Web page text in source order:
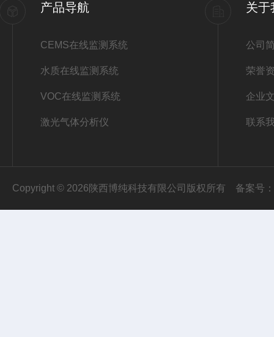
产品导航
CEMS在线监测系统
水质在线监测系统
VOC在线监测系统
激光气体分析仪
关于
公司
荣誉
企业
联系
Copyright © 2026陕西博纯科技有限公司版权所有 备案号